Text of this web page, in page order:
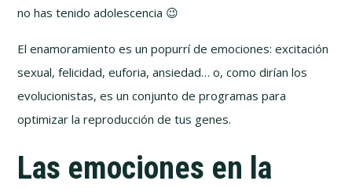
no has tenido adolescencia 😉
El enamoramiento es un popurrí de emociones: excitación
sexual, felicidad, euforia, ansiedad… o, como dirían los
evolucionistas, es un conjunto de programas para
optimizar la reproducción de tus genes.
Las emociones en la